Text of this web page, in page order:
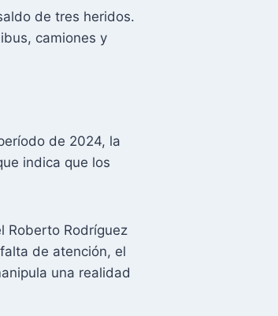
de tres heridos.
camiones y
de 2024, la
indica que los
Roberto Rodríguez
de atención, el
una realidad